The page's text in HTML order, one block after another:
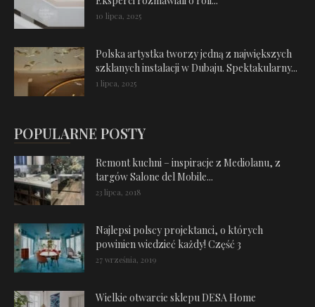
10 lipca, 2025
Polska artystka tworzy jedną z największych
szklanych instalacji w Dubaju. Spektakularny...
1 lipca, 2025
POPULARNE POSTY
Remont kuchni – inspiracje z Mediolanu, z
targów Salone del Mobile...
23 lipca, 2018
Najlepsi polscy projektanci, o których
powinien wiedzieć każdy! Część 3
27 września, 2019
Wielkie otwarcie sklepu DESA Home